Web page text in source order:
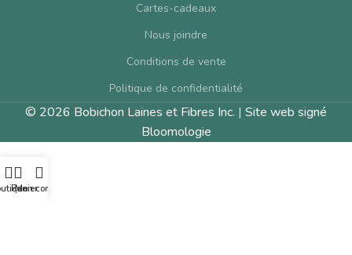
Cartes-cadeaux
Nous joindre
Conditions de vente
Politique de confidentialité
© 2026 Bobichon Laines et Fibres Inc. | Site web signé
Bloomologie
Panier
Mon compte